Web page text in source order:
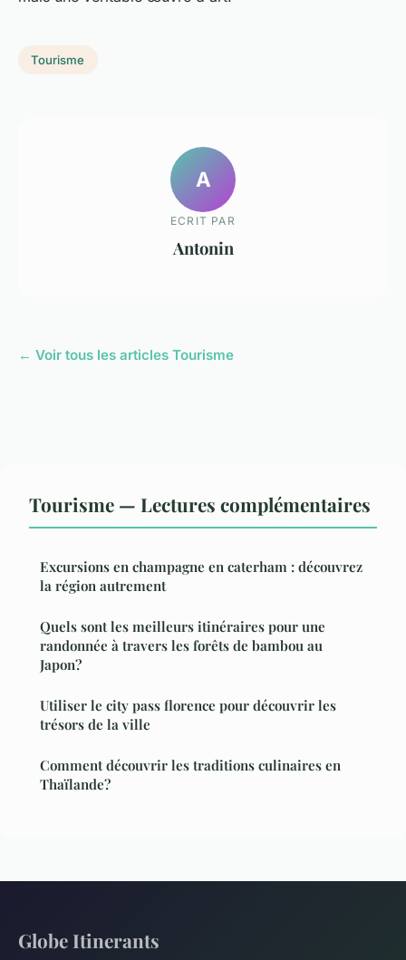
Tourisme
A
ECRIT PAR
Antonin
← Voir tous les articles Tourisme
Tourisme — Lectures complémentaires
Excursions en champagne en caterham : découvrez
la région autrement
Quels sont les meilleurs itinéraires pour une
randonnée à travers les forêts de bambou au
Japon?
Utiliser le city pass florence pour découvrir les
trésors de la ville
Comment découvrir les traditions culinaires en
Thaïlande?
Globe Itinerants